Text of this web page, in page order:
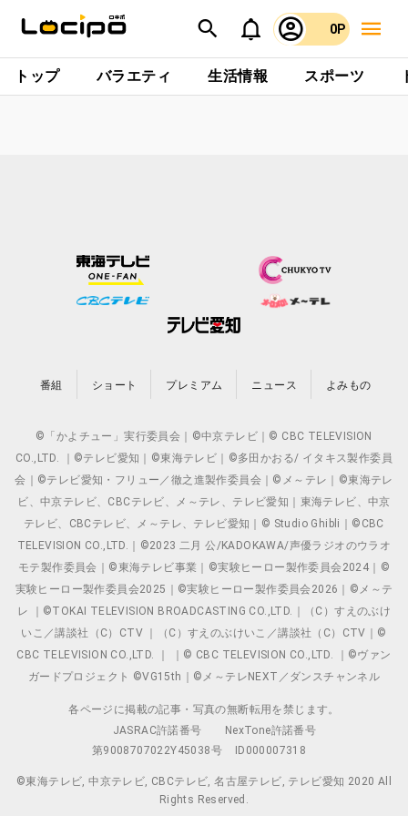
0P
トップ バラエティ 生活情報 スポーツ
番組 ショート プレミアム ニュース よみもの
©「かよチュー」実行委員会｜©中京テレビ｜© CBC TELEVISION
CO.,LTD. ｜©テレビ愛知｜©東海テレビ｜©多田かおる/ イタキス製作委員
会｜©テレビ愛知・フリュー／徹之進製作委員会｜©メ～テレ｜©東海テレ
ビ、中京テレビ、CBCテレビ、メ～テレ、テレビ愛知｜東海テレビ、中京
テレビ、CBCテレビ、メ～テレ、テレビ愛知｜© Studio Ghibli｜©CBC
TELEVISION CO.,LTD.｜©2023 二月 公/KADOKAWA/声優ラジオのウラオ
モテ製作委員会｜©東海テレビ事業｜©実験ヒーロー製作委員会2024｜©
実験ヒーロー製作委員会2025｜©実験ヒーロー製作委員会2026｜©メ～テ
レ ｜©TOKAI TELEVISION BROADCASTING CO.,LTD.｜（C）すえのぶけ
いこ／講談社（C）CTV ｜（C）すえのぶけいこ／講談社（C）CTV｜©
CBC TELEVISION CO.,LTD. ｜ ｜© CBC TELEVISION CO.,LTD. ｜©ヴァン
ガードプロジェクト ©VG15th｜©メ～テレNEXT／ダンスチャンネル
各ページに掲載の記事・写真の無断転用を禁じます。
JASRAC許諾番号
NexTone許諾番号
第9008707022Y45038号
ID000007318
©東海テレビ, 中京テレビ, CBCテレビ, 名古屋テレビ, テレビ愛知 2020 All
Rights Reserved.